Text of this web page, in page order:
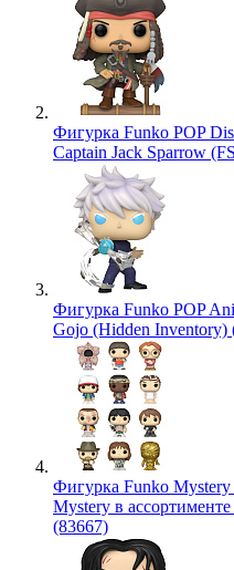
Фигурка Funko POP
Captain Jack Sparrow
Фигурка Funko POP
Gojo (Hidden Inventory)
Фигурка Funko Mystery
Mystery в
(83667)